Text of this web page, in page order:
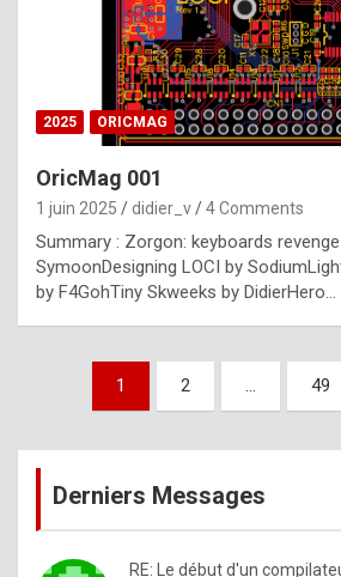
p
h
o
n
y
l
e
x
a
%
2025 ORICMAG
OricMag 001
1 juin 2025 didier_v 4 Comments
Summary : Zorgon: keyboards
SymoonDesigning LOCI by
by F4GohTiny Skweeks by DidierHero…
Pagination
publications
1 2 … 49
Derniers Messages
RE: Le début d'un